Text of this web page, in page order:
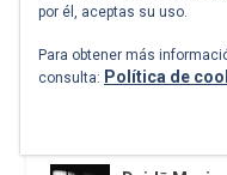
Los
por él, aceptas su uso.
Para obtener más
consulta: Política de